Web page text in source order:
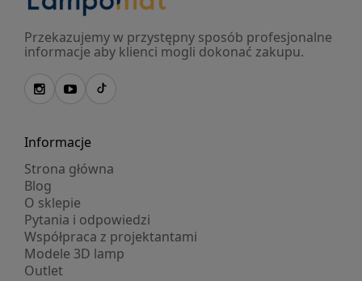
Przekazujemy w przystępny sposób profesjonalne
informacje aby klienci mogli dokonać zakupu.
Informacje
Strona główna
Blog
O sklepie
Pytania i odpowiedzi
Współpraca z projektantami
Modele 3D lamp
Outlet